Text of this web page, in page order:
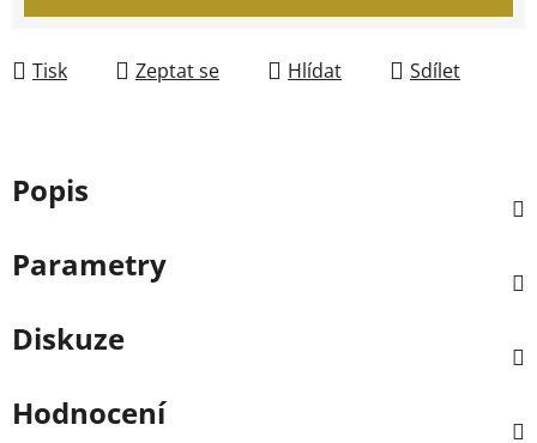
Tisk Zeptat se Hlídat Sdílet
Popis
Parametry
Diskuze
Hodnocení